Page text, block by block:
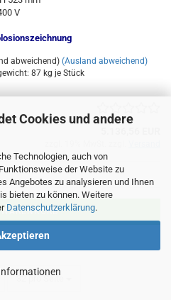
Cookies und andere
Technologien, auch von
der Website zu
Angebotes zu analysieren und Ihnen
bieten zu können. Weitere
Datenschutzerklärung.
V
abweichend) (Ausland abweichend)
87 kg je Stück
32 pro Seite
pro Seite